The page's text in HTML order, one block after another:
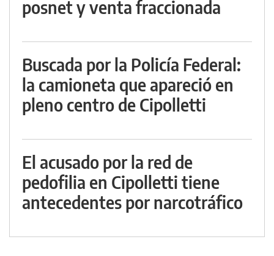
posnet y venta fraccionada
Buscada por la Policía Federal:
la camioneta que apareció en
pleno centro de Cipolletti
El acusado por la red de
pedofilia en Cipolletti tiene
antecedentes por narcotráfico